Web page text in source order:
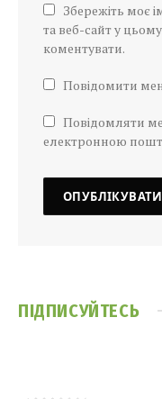
Збережіть моє
та веб-сайт у
коментувати.
Повідомити
Повідомляти
електронною
ПІДПИСУЙТЕСЬ